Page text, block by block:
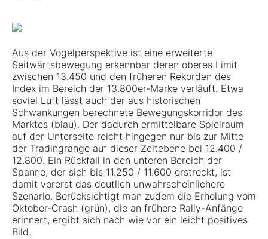
Aus der Vogelperspektive ist eine erweiterte
Seitwärtsbewegung erkennbar deren oberes Limit
zwischen 13.450 und den früheren Rekorden des
Index im Bereich der 13.800er-Marke verläuft. Etwa
soviel Luft lässt auch der aus historischen
Schwankungen berechnete Bewegungskorridor des
Marktes (blau). Der dadurch ermittelbare Spielraum
auf der Unterseite reicht hingegen nur bis zur Mitte
der Tradingrange auf dieser Zeitebene bei 12.400 /
12.800. Ein Rückfall in den unteren Bereich der
Spanne, der sich bis 11.250 / 11.600 erstreckt, ist
damit vorerst das deutlich unwahrscheinlichere
Szenario. Berücksichtigt man zudem die Erholung vom
Oktober-Crash (grün), die an frühere Rally-Anfänge
erinnert, ergibt sich nach wie vor ein leicht positives
Bild.